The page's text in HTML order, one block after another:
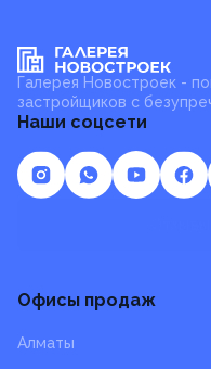
Галерея Новостроек -
застройщиков с
Наши соцсети
Офисы продаж
Алматы